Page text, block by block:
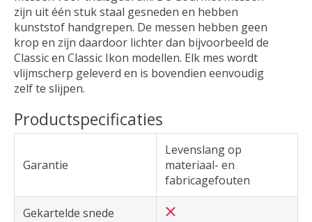
zijn uit één stuk staal gesneden en hebben
kunststof handgrepen. De messen hebben geen
krop en zijn daardoor lichter dan bijvoorbeeld de
Classic en Classic Ikon modellen. Elk mes wordt
vlijmscherp geleverd en is bovendien eenvoudig
zelf te slijpen.
Productspecificaties
Garantie
Levenslang op
materiaal- en
fabricagefouten
Gekartelde snede